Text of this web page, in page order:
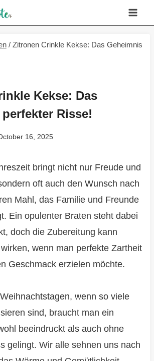
/ Zitronen Crinkle Kekse: Das Geheimnis
Kekse: Das
Risse!
16, 2025
bringt nicht nur Freude und
oft auch den Wunsch nach
Mahl, das Familie und Freunde
Ein opulenter Braten steht dabei
doch die Zubereitung kann
wenn man perfekte Zartheit
Geschmack erzielen möchte.
wenn so viele
sind, braucht man ein
beeindruckt als auch ohne
gelingt. Wir alle sehnen uns nach